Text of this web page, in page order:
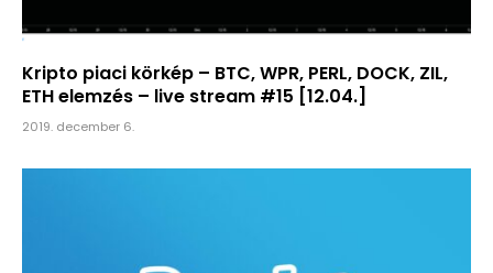
Kripto piaci körkép – BTC, WPR, PERL, DOCK, ZIL,
ETH elemzés – live stream #15 [12.04.]
2019. december 6.